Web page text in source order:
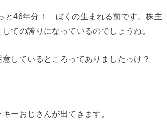
と46年分！ ぼくの生まれる前です。株主
ての誇りになっているのでしょうね。
しているところってありましたっけ？
ーおじさんが出てきます。